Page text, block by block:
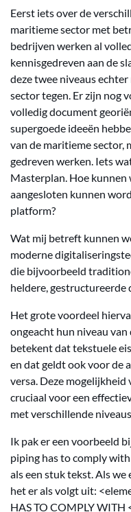
Eerst iets over de
maritieme sector met
bedrijven werken al
kennisgedreven aan de
deze twee niveaus
sector tegen. Er zijn nog
volledig document
supergoede ideeën
van de maritieme sector,
gedreven werken. Iets
Masterplan. Hoe kunnen
aangesloten kunnen
platform?
Wat mij betreft kunnen
moderne
die bijvoorbeeld
heldere, gestructureerde
Het grote voordeel
ongeacht hun niveau
betekent dat tekstuele
en dat geldt ook voor de
versa. Deze
cruciaal voor een
met verschillende
Ik pak er een voorbeeld
piping has to comply
als een stuk tekst. Als we
het er als volgt uit:
HAS TO COMPLY WITH